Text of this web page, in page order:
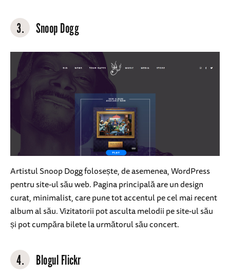
3. Snoop Dogg
Artistul Snoop Dogg folosește, de asemenea, WordPress
pentru site-ul său web. Pagina principală are un design
curat, minimalist, care pune tot accentul pe cel mai recent
album al său. Vizitatorii pot asculta melodii pe site-ul său
și pot cumpăra bilete la următorul său concert.
4. Blogul Flickr